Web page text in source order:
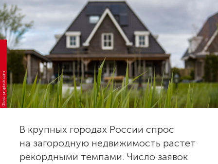
Фото: unsplash.com
В крупных городах России спрос
на загородную недвижимость растет
рекордными темпами. Число заявок